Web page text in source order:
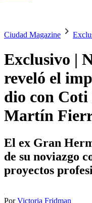
Ciudad Magazine
Exclusivo |
reveló el
dio con Coti
Martín
El ex Gran
de su noviazgo
proyectos
PorVictoria Fridman